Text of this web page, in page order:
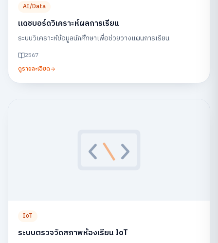
AI/Data
แดชบอร์ดวิเคราะห์ผลการเรียน
ระบบวิเคราะห์ข้อมูลนักศึกษาเพื่อช่วยวางแผนการเรียน
2567
ดูรายละเอียด
IoT
ระบบตรวจวัดสภาพห้องเรียน IoT